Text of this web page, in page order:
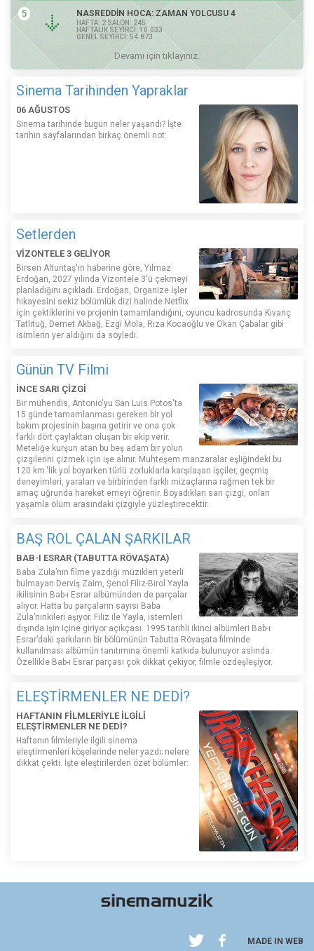
5 NASREDDİN HOCA: ZAMAN YOLCUSU 4
HAFTA: 2 SALON: 245
HAFTALIK SEYİRCİ: 10.033
GENEL SEYİRCİ: 54.873
Devamı için tıklayınız.
Sinema Tarihinden Yapraklar
06 AĞUSTOS
Sinema tarihinde bugün neler yaşandı? İşte
tarihin sayfalarından birkaç önemli not:
Setlerden
VİZONTELE 3 GELİYOR
Birsen Altuntaş'ın haberine göre, Yılmaz
Erdoğan, 2027 yılında Vizontele 3'ü çekmeyi
planladığını açıkladı. Erdoğan, Organize İşler
hikayesini sekiz bölümlük dizi halinde Netflix
için çektiklerini ve projenin tamamlandığını, oyuncu kadrosunda Kıvanç
Tatlıtuğ, Demet Akbağ, Ezgi Mola, Rıza Kocaoğlu ve Okan Çabalar gibi
isimlerin yer aldığını da söyledi.
Günün TV Filmi
İNCE SARI ÇİZGİ
Bir mühendis, Antonio'yu San Luis Potos'ta
15 günde tamamlanması gereken bir yol
bakım projesinin başına getirir ve ona çok
farklı dört çaylaktan oluşan bir ekip verir.
Meteliğe kurşun atan bu beş adam bir yolun
çizgilerini çizmek için işe alınır. Muhteşem manzaralar eşliğindeki bu
120 km.'lik yol boyarken türlü zorluklarla karşılaşan işçiler, geçmiş
deneyimleri, yaraları ve birbirinden farklı mizaçlarına rağmen tek bir
amaç uğrunda hareket emeyi öğrenir. Boyadıkları sarı çizgi, onları
yaşamla ölüm arasındaki çizgiyle yüzleştirecektir.
BAŞ ROL ÇALAN ŞARKILAR
BAB-I ESRAR (TABUTTA RÖVAŞATA)
Baba Zula’nın filme yazdığı müzikleri yeterli
bulmayan Derviş Zaim, Şenol Filiz-Birol Yayla
ikilisinin Bab-ı Esrar albümünden de parçalar
alıyor. Hatta bu parçaların sayısı Baba
Zula’nınkileri aşıyor. Filiz ile Yayla, istemleri
dışında işin içine giriyor açıkçası. 1995 tarihli ikinci albümleri Bab-ı
Esrar’daki şarkıların bir bölümünün Tabutta Rövaşata filminde
kullanılması albümün tanıtımına önemli katkıda bulunuyor aslında.
Özellikle Bab-ı Esrar parçası çok dikkat çekiyor, filmle özdeşleşiyor.
ELEŞTİRMENLER NE DEDİ?
HAFTANIN FİLMLERİYLE İLGİLİ
ELEŞTİRMENLER NE DEDİ?
Haftanın filmleriyle ilgili sinema
eleştirmenleri köşelerinde neler yazdı; nelere
dikkat çekti. İşte eleştirilerden özet bölümler:
MADE IN WEB